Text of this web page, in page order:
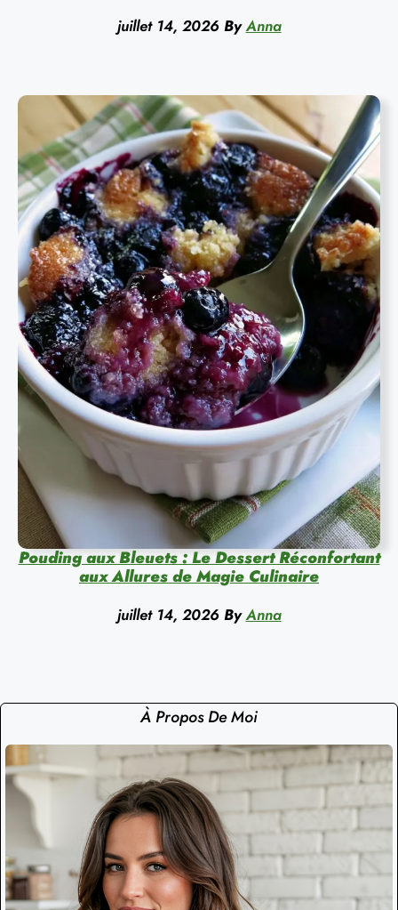
juillet 14, 2026 By Anna
Pouding aux Bleuets : Le Dessert Réconfortant
aux Allures de Magie Culinaire
juillet 14, 2026 By Anna
À Propos De Moi